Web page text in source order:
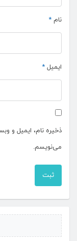
نام *
ایمیل *
ذخیره نام، ایمیل و
می‌نویسم.